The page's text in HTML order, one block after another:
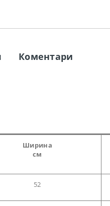
Ширина
см
52
Коментари